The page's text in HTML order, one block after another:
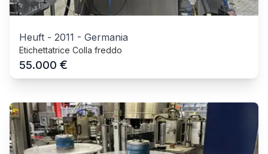
Heuft - 2011 - Germania
Etichettatrice Colla freddo
55.000 €